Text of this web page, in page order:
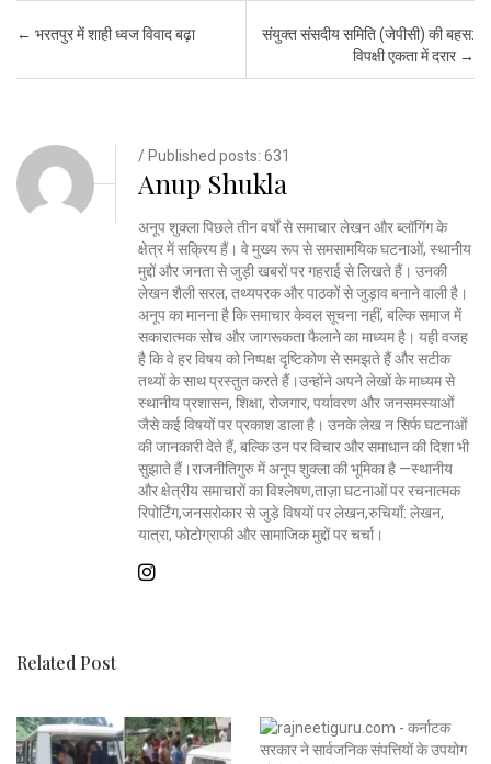
Post navigation
← भरतपुर में शाही ध्वज विवाद बढ़ा
संयुक्त संसदीय समिति (जेपीसी) की बहस:
विपक्षी एकता में दरार →
/ Published posts: 631
Anup Shukla
अनूप शुक्ला पिछले तीन वर्षों से समाचार लेखन और ब्लॉगिंग के
क्षेत्र में सक्रिय हैं। वे मुख्य रूप से समसामयिक घटनाओं, स्थानीय
मुद्दों और जनता से जुड़ी खबरों पर गहराई से लिखते हैं। उनकी
लेखन शैली सरल, तथ्यपरक और पाठकों से जुड़ाव बनाने वाली है।
अनूप का मानना है कि समाचार केवल सूचना नहीं, बल्कि समाज में
सकारात्मक सोच और जागरूकता फैलाने का माध्यम है। यही वजह
है कि वे हर विषय को निष्पक्ष दृष्टिकोण से समझते हैं और सटीक
तथ्यों के साथ प्रस्तुत करते हैं।उन्होंने अपने लेखों के माध्यम से
स्थानीय प्रशासन, शिक्षा, रोजगार, पर्यावरण और जनसमस्याओं
जैसे कई विषयों पर प्रकाश डाला है। उनके लेख न सिर्फ घटनाओं
की जानकारी देते हैं, बल्कि उन पर विचार और समाधान की दिशा भी
सुझाते हैं।राजनीतिगुरु में अनूप शुक्ला की भूमिका है —स्थानीय
और क्षेत्रीय समाचारों का विश्लेषण,ताज़ा घटनाओं पर रचनात्मक
रिपोर्टिंग,जनसरोकार से जुड़े विषयों पर लेखन,रुचियाँ: लेखन,
यात्रा, फोटोग्राफी और सामाजिक मुद्दों पर चर्चा।
Related Post